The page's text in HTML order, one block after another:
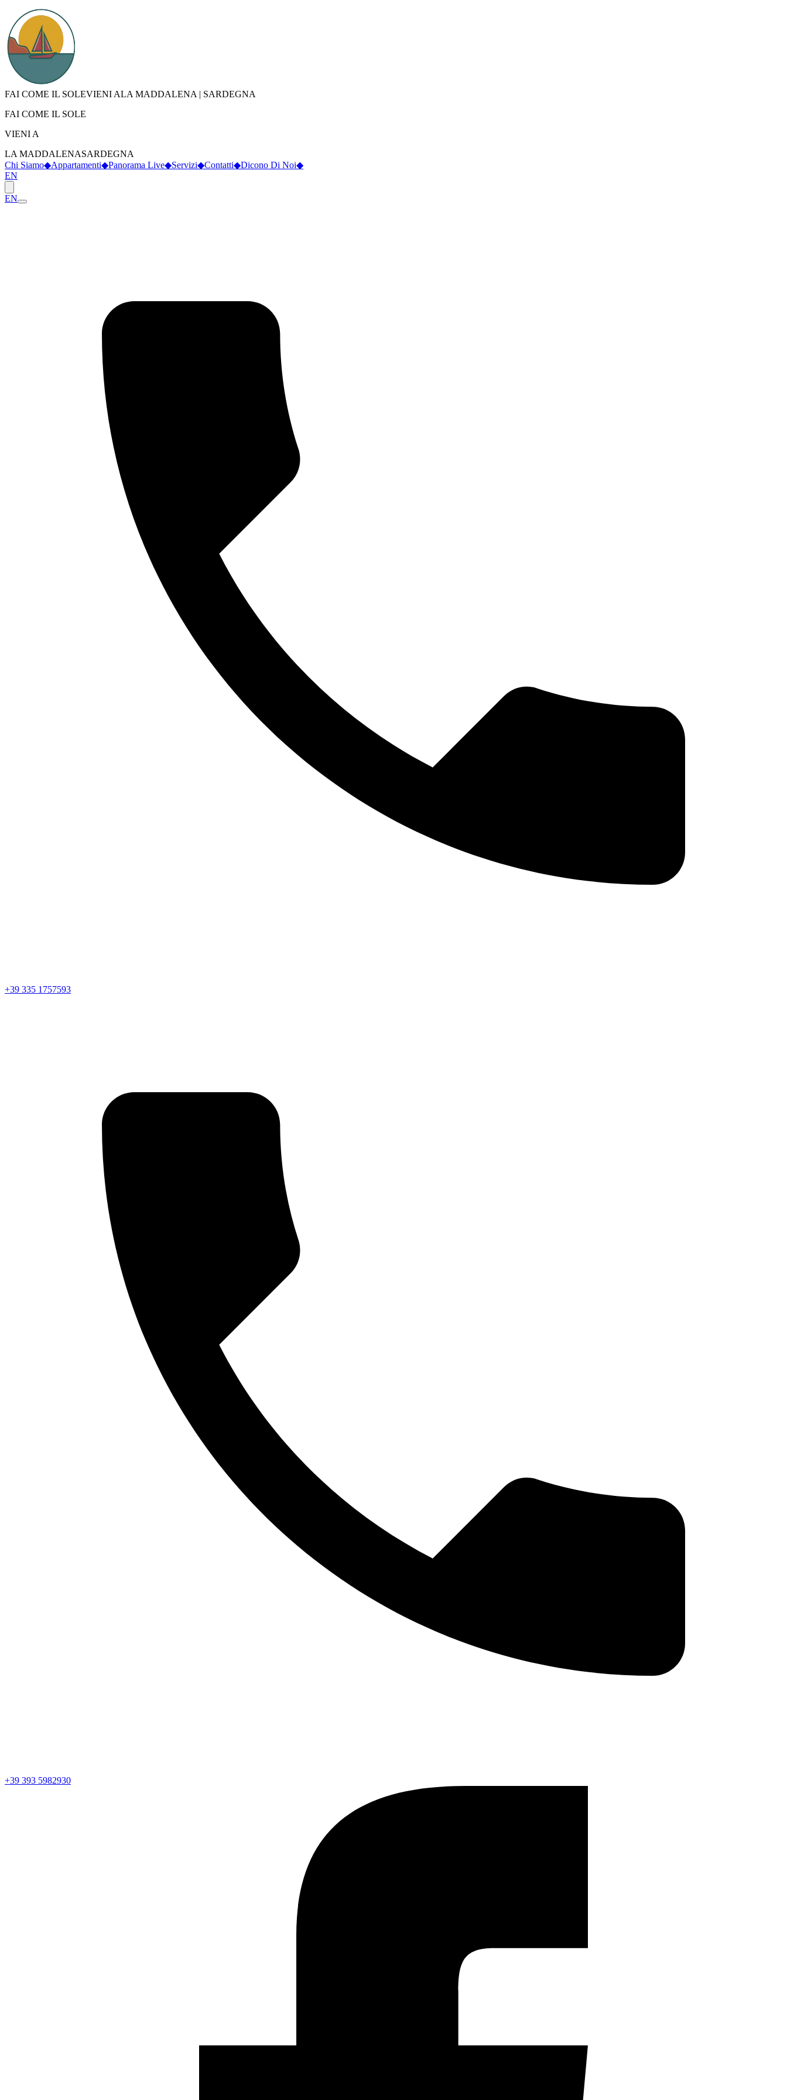
FAI COME IL SOLEVIENI ALA MADDALENA | SARDEGNA
FAI COME IL SOLE
VIENI A
LA MADDALENASARDEGNA
Chi Siamo◆Appartamenti◆Panorama Live◆Servizi◆Contatti◆Dicono Di Noi◆
EN
EN
+39 335 1757593
+39 393 5982930